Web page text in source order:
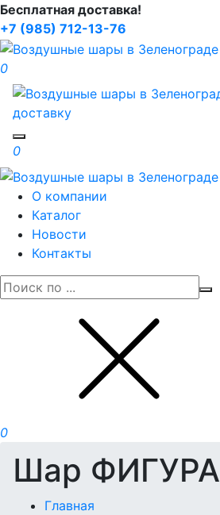
Бесплатная доставка!
+7 (985) 712-13-76
0
Toggle navigation
0
О компании
Каталог
Новости
Контакты
0
Шар ФИГУРА
Главная